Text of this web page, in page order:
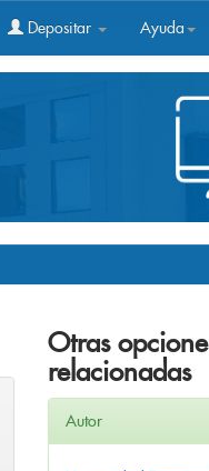
Depositar Ayuda
Otras
relacionadas
Autor